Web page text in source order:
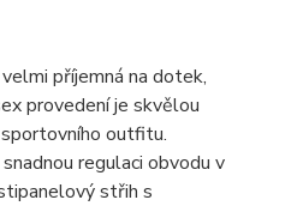
příjemná na dotek,
provedení je skvělou
outfitu.
regulaci obvodu v
střih s